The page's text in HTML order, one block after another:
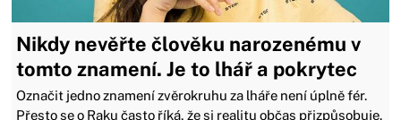
Nikdy nevěřte člověku narozenému v
tomto znamení. Je to lhář a pokrytec
Označit jedno znamení zvěrokruhu za lháře není úplně fér.
Přesto se o Raku často říká, že si realitu občas přizpůsobuje.